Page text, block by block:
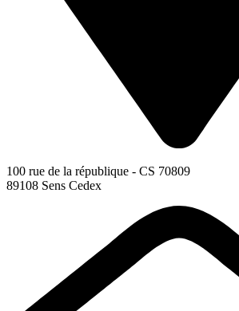
100 rue de la république - CS 70809
89108 Sens Cedex